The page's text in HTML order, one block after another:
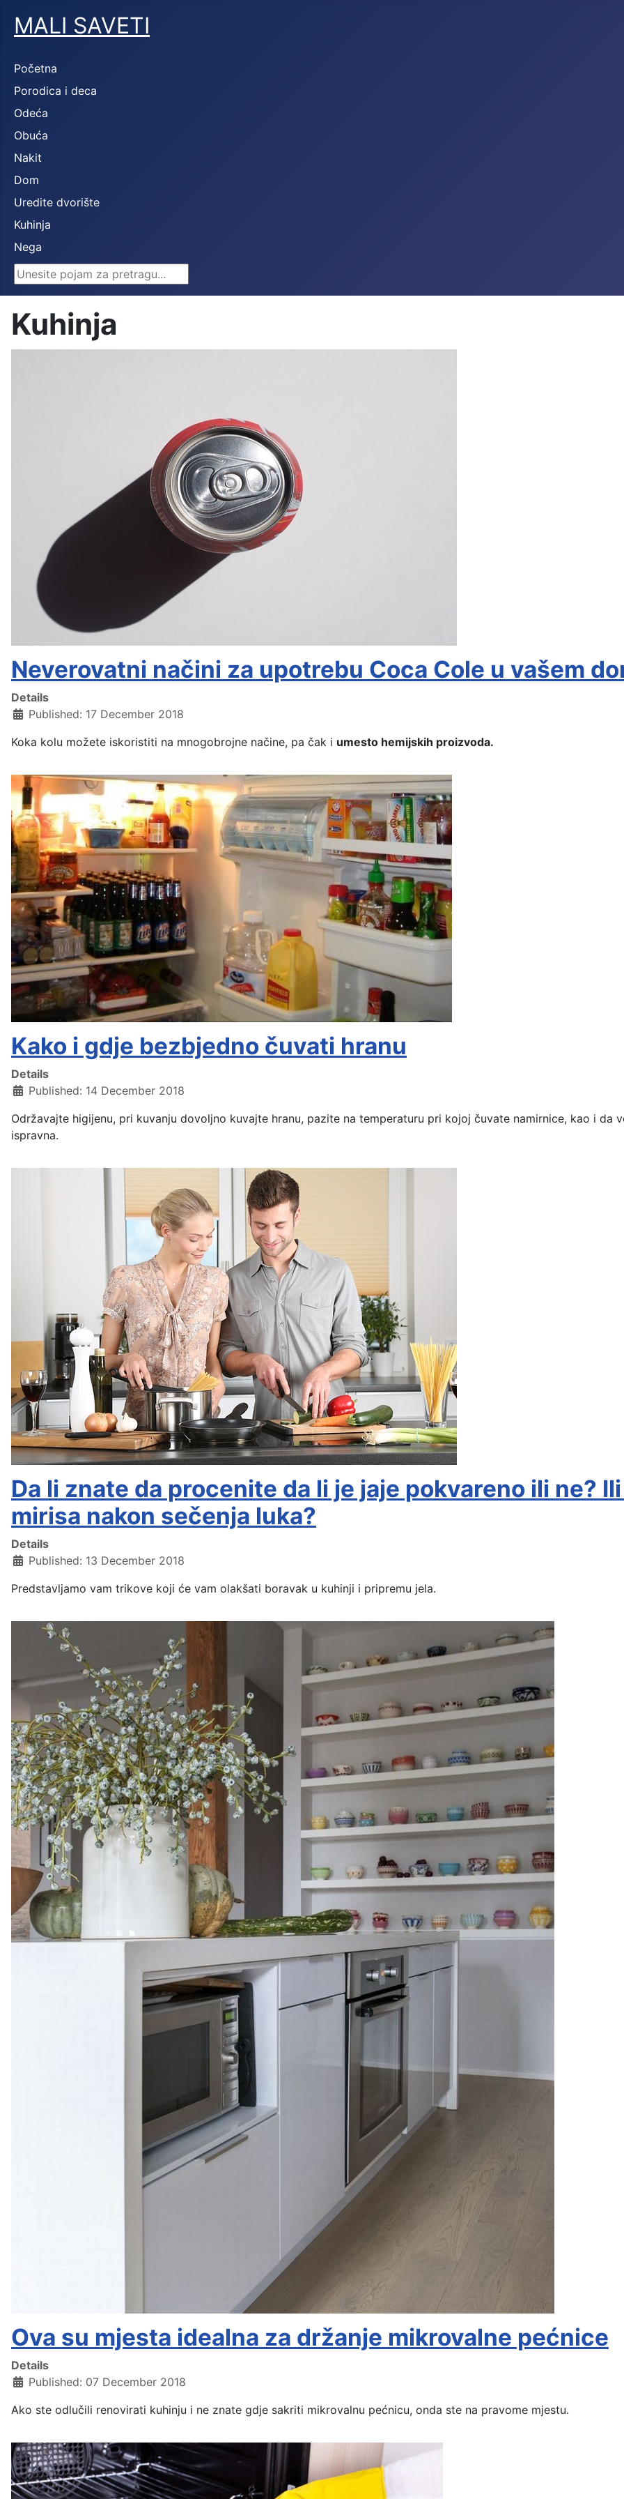
MALI SAVETI
Početna
Porodica i deca
Odeća
Obuća
Nakit
Dom
Uredite dvorište
Kuhinja
Nega
Search ...
Kuhinja
Neverovatni načini za upotrebu Coca Cole u vašem
Details
Published: 17 December 2018
Koka kolu možete iskoristiti na mnogobrojne načine, pa čak i umesto hemijskih proizvoda.
Kako i gdje bezbjedno čuvati hranu
Details
Published: 14 December 2018
Održavajte higijenu, pri kuvanju dovoljno kuvajte hranu, pazite na temperaturu pri kojoj čuvate namirnice, kao i da
ispravna.
Da li znate da procenite da li je jaje pokvareno ili ne?
mirisa nakon sečenja luka?
Details
Published: 13 December 2018
Predstavljamo vam trikove koji će vam olakšati boravak u kuhinji i pripremu jela.
Ova su mjesta idealna za držanje mikrovalne pećnice
Details
Published: 07 December 2018
Ako ste odlučili renovirati kuhinju i ne znate gdje sakriti mikrovalnu pećnicu, onda ste na pravome mjestu.